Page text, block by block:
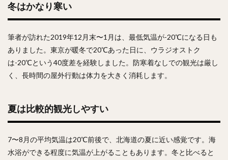
冬はかなり寒い
筆者が訪れた2019年12月末〜1月は、最低気温が-20℃になる日も
ありました。東京が暖冬で20℃あった日に、ウラジオストク
は-20℃という40度差を経験しました。防寒着なしでの観光は厳し
く、長時間の屋外行動は体力を大きく消耗します。
夏は比較的観光しやすい
7〜8月の平均気温は20℃前後で、北海道の夏に近い感覚です。海
水浴ができる程度に気温が上がることもあります。冬と比べると